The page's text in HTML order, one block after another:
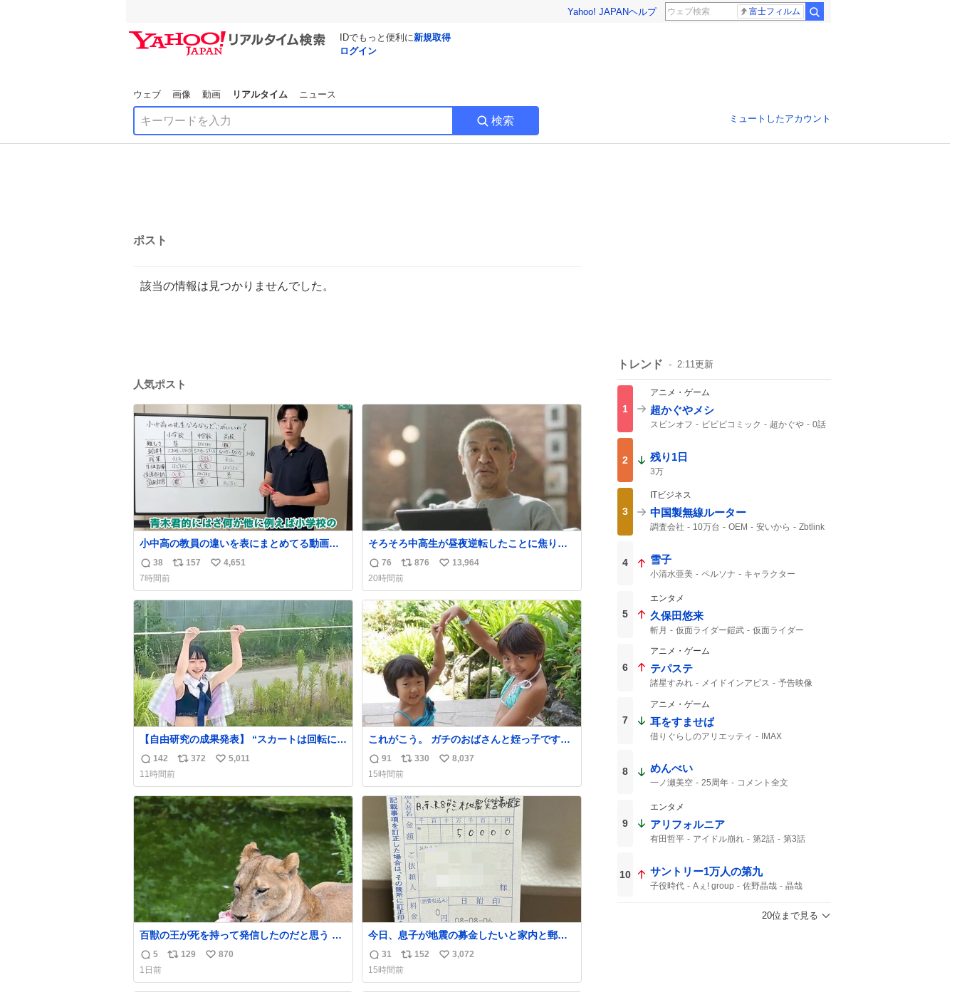
Yahoo! JAPANヘルプ 富士フィルム
IDでもっと便利に新規取得
ログイン
ウェブ 画像 動画 リアルタイム ニュース
検索 ミュートしたアカウント
ポスト
該当の情報は見つかりませんでした。
人気ポスト
小中高の教員の違いを表にまとめてる動画あ
った。これより解像度が高い動画ないかも。
今まで見た中で一番正確。
返
信
数
38
リ
ス
ト
数
157
い
ね
数
4,651
7時間前
そろそろ中高生が昼夜逆転したことに焦り始
める時期やね
返
信
数
76
リ
ポ
ス
ト
数
876
い
ね
数
13,964
20時間前
【自由研究の成果発表】 “スカートは回転によ
って広がるが、岡澤恋によって270°までなら
広がらずに回転が可能なことが証明された！”
返
信
数
142
リ
ス
ト
数
372
い
ね
数
5,011
11時間前
これがこう。 ガチのおばさんと姪っ子です。
（身長抜かされててしぬ笑） #ヤツルギ12 #
家族でヒロイン
返
信
数
91
リ
ポ
ス
ト
数
330
い
ね
数
8,037
15時間前
百獣の王が死を持って発信したのだと思う 高
温多湿が尋常でない日本の夏 どうか早急に飼
育の環境を見直して 動物の命を護ってくださ
い…と 治療中のライオンが助かりますように
すべての動物の命が護られますように
返
信
5
リ
129
い
870
1日前
今日、息子が地震の募金したいと家内と郵便
局に行ったみたいです。おもちゃとか買う選
択肢もあったと思うけど、自分で貯めてた2万
円を役に立てて欲しい、みんなも元気になっ
て欲しいと。家内も一緒に募金したので、自
返
信
31
リ
ポ
152
い
3,072
15時間前
トレンド 2:11更新
1
アニメ・ゲーム
超かぐやメシ
スピンオフ ビビビコミック 超かぐや
0話
2 残り1日
3万
3
ITビジネス
中国製無線ルーター
調査会社 10万台 OEM 安いから
Zbtlink
4 雪子
小清水亜美 ペルソナ キャラクター
5
エンタメ
久保田悠来
斬月 仮面ライダー鎧武
仮面ライダー
6
アニメ・ゲーム
テパステ
諸星すみれ メイドインアビス
予告映像
7
アニメ・ゲーム
耳をすませば
借りぐらしのアリエッティ
IMAX
8 めんべい
一ノ瀬美空 25周年 コメント全文
9
エンタメ
アリフォルニア
有田哲平 アイドル崩れ 第2話 第3話
10 サントリー1万人の第九
子役時代 Aぇ! group 佐野晶哉 晶哉
20位まで見る